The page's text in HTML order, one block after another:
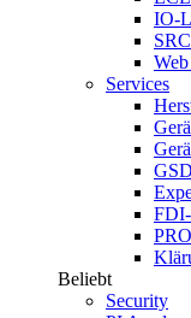
IO-
Services
Beliebt
Security